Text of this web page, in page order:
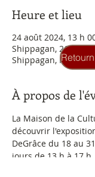
Heure et lieu
24 août 2024, 13 h
Shippagan, 260 Bd
Shippagan, NB E8S
À propos de
La Maison de la
découvrir
DeGrâce du 18 au
jours de 13 h à 17 h,